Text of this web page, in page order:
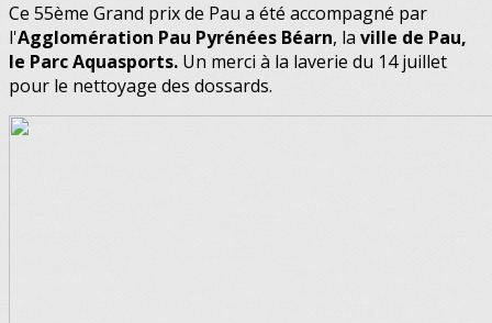
Ce 55ème Grand prix de Pau a été accompagné par
l'Agglomération Pau Pyrénées Béarn, laville de Pau,
le Parc Aquasports. Un merci à la laverie du 14 juillet
pour le nettoyage des dossards.